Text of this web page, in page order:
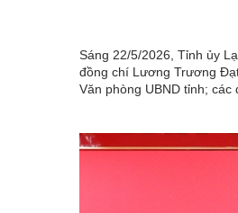
Sáng 22/5/2026, Tỉnh ủy
đồng chí Lương Trương
Văn phòng UBND tỉnh; các